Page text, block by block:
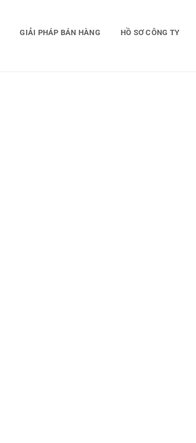
GIẢI PHÁP BÁN HÀNG HỒ SƠ CÔNG TY